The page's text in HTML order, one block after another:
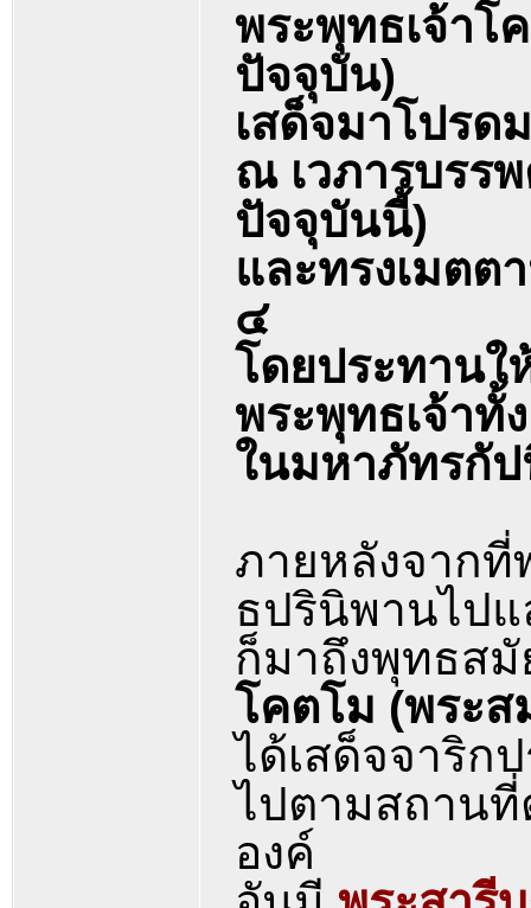
พระพุทธเจ้าโ
ปัจจุบัน)
เสด็จมาโปรด
ณ เวภารบรร
ปัจจุบันนี้)
และทรงเมตต
๔
โดยประทานใ
พระพุทธเจ้าทั้
ในมหาภัทรกั
ภายหลังจากที่
ธปรินิพานไปแ
ก็มาถึงพุทธส
โคตโม (พระ
ได้เสด็จจาริก
ไปตามสถาน
องค์